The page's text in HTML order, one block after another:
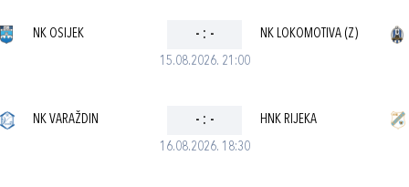
15.08.2026. 21:00
NK OSIJEK - : - NK LOKOMOTIVA (Z)
16.08.2026. 18:30
NK VARAŽDIN - : - HNK RIJEKA